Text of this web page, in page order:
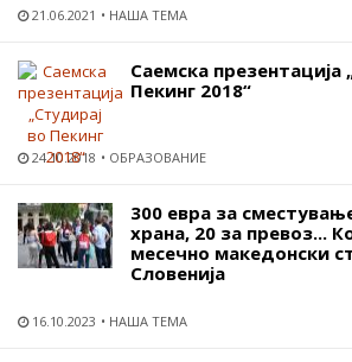
21.06.2021 НАША ТЕМА
Саемска презентација
Пекинг 2018“
24.10.2018 ОБРАЗОВАНИЕ
300 евра за
храна, 20 за превоз...
месечно македонски
Словенија
16.10.2023 НАША ТЕМА